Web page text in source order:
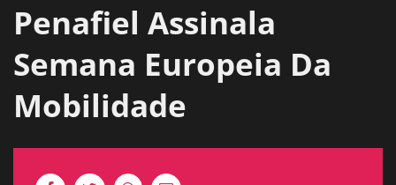
NOTÍCIAS
Penafiel Assinala
Semana Europeia Da
Mobilidade